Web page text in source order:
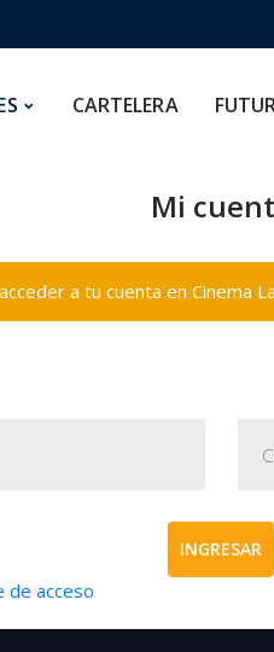
CARTELERA
Mi
a tu cuenta en Cinema
INGRESAR
de acceso